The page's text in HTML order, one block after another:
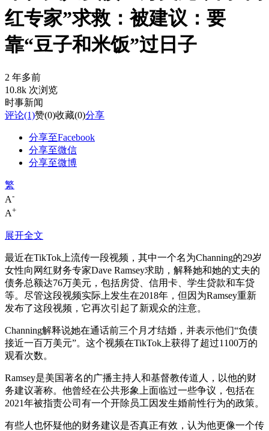
红专家”求救：被建议：要
靠“豆子和米饭”过日子
2 年多前
10.8k 次浏览
时事新闻
评论(1)赞(0)收藏(0)分享
分享至Facebook
分享至微信
分享至微博
繁
A-
A+
展开全文
最近在TikTok上流传一段视频，其中一个名为Channing的29岁
女性向网红财务专家Dave Ramsey求助，解释她和她的丈夫的
债务总额达76万美元，包括房贷、信用卡、学生贷款和车贷
等。尽管这段视频实际上发生在2018年，但因为Ramsey重新
发布了这段视频，它再次引起了新观众的注意。
Channing解释说她在通话前三个月才结婚，并表示他们“负债
接近一百万美元”。这个视频在TikTok上获得了超过1100万的
观看次数。
Ramsey是美国著名的广播主持人和基督教传道人，以他的财
务建议著称。他曾经在公共形象上面临过一些争议，包括在
2021年被指责公司有一个开除员工因发生婚前性行为的政策。
有些人也怀疑他的财务建议是否真正有效，认为他更像一个传